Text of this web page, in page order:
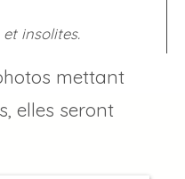
insolites.
mettant
elles seront